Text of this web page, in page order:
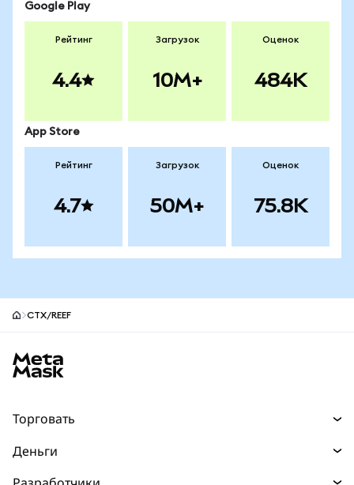
Google Play
Рейтинг
4.4
Загрузок
10M+
Оценок
484K
App Store
Рейтинг
4.7
Загрузок
50M+
Оценок
75.8K
CTX/REEF
Торговать
Деньги